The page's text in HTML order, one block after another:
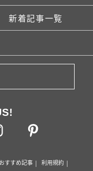
新着記事一覧
おすすめ記事
利用規約